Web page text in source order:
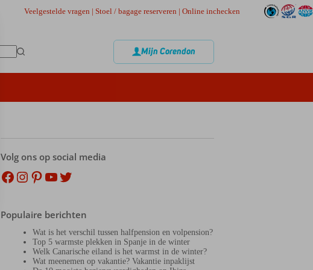
Veelgestelde vragen | Stoel / bagage reserveren |Online inchecken
Mijn Corendon
Volg ons op social media
Facebook
Instagram
Pinterest
YouTube
Twitter
Populaire berichten
Wat is het verschil tussen halfpension en volpension?
Top 5 warmste plekken in Spanje in de winter
Welk Canarische eiland is het warmst in de winter?
Wat meenemen op vakantie? Vakantie inpaklijst